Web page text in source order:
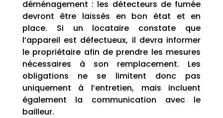
déménagement : les détecteurs de fumée
devront être laissés en bon état et en
place. Si un locataire constate que
l’appareil est défectueux, il devra informer
le propriétaire afin de prendre les mesures
nécessaires à son remplacement. Les
obligations ne se limitent donc pas
uniquement à l’entretien, mais incluent
également la communication avec le
bailleur.